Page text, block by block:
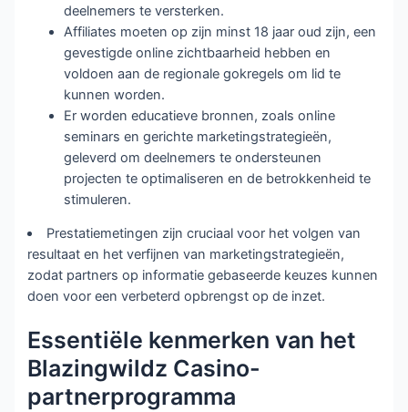
deelnemers te versterken.
Affiliates moeten op zijn minst 18 jaar oud zijn, een
gevestigde online zichtbaarheid hebben en
voldoen aan de regionale gokregels om lid te
kunnen worden.
Er worden educatieve bronnen, zoals online
seminars en gerichte marketingstrategieën,
geleverd om deelnemers te ondersteunen
projecten te optimaliseren en de betrokkenheid te
stimuleren.
Prestatiemetingen zijn cruciaal voor het volgen van
resultaat en het verfijnen van marketingstrategieën,
zodat partners op informatie gebaseerde keuzes kunnen
doen voor een verbeterd opbrengst op de inzet.
Essentiële kenmerken van het
Blazingwildz Casino-
partnerprogramma